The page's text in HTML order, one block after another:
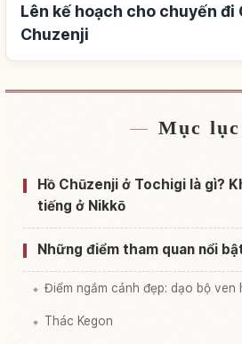
Lên kế hoạch cho chuyến đi
Chuzenji
Tìm chỗ ở gần Chùa
Tìm trải nghiệm tại Chùa
Mục lục
Hồ Chūzenji ở Tochigi là gì?
tiếng ở Nikkō
Những điểm tham quan nổi
Điểm ngắm cảnh đẹp: dạo bộ ven
Thác Kegon